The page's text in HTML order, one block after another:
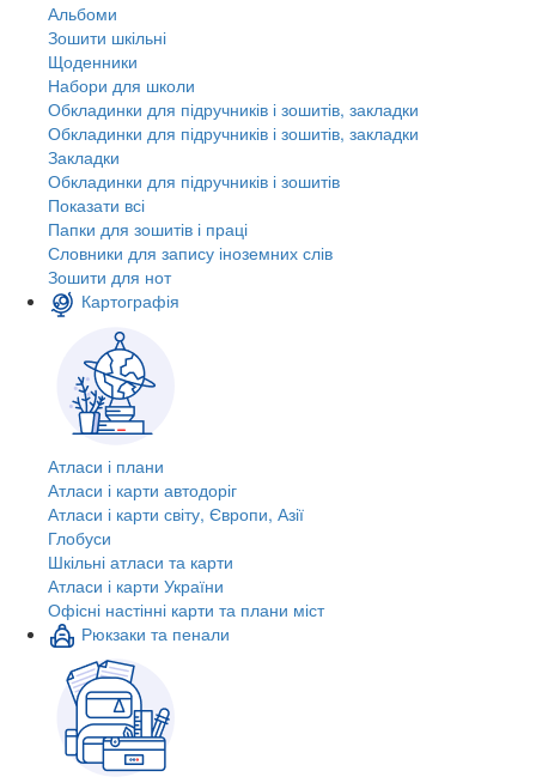
Альбоми
Зошити шкільні
Щоденники
Набори для школи
Обкладинки для підручників і зошитів, закладки
Обкладинки для підручників і зошитів, закладки
Закладки
Обкладинки для підручників і зошитів
Показати всі
Папки для зошитів і праці
Словники для запису іноземних слів
Зошити для нот
Картографія
Атласи і плани
Атласи і карти автодоріг
Атласи і карти світу, Європи, Азії
Глобуси
Шкільні атласи та карти
Атласи і карти України
Офісні настінні карти та плани міст
Рюкзаки та пенали